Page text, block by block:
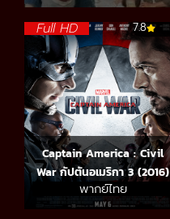
Full HD 7.8
Captain America : Civil
War กัปตันอเมริกา 3 (2016)
พากย์ไทย